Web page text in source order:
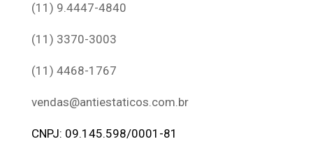
(11) 9.4447-4840
(11) 3370-3003
(11) 4468-1767
vendas@antiestaticos.com.br
CNPJ: 09.145.598/0001-81